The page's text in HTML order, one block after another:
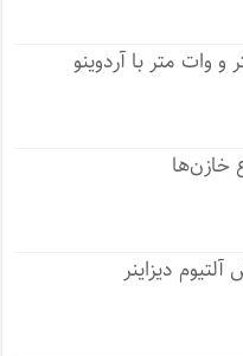
وات متر با آردوینو
خازن‌ها
دیزاینر